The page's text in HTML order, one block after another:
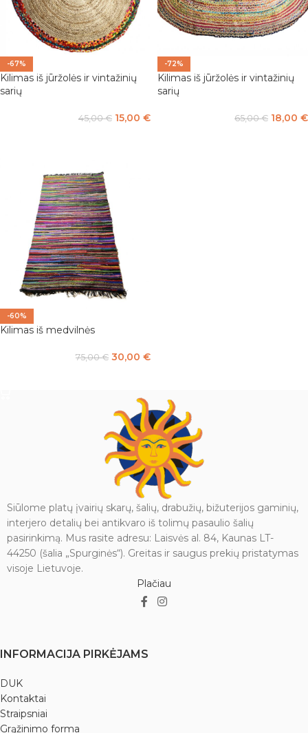
-67%
Kilimas iš jūržolės ir vintažinių
sarių
45,00€ 15,00 €
-72%
Kilimas iš jūržolės ir vintažinių
sarių
65,00€ 18,00 €
-60%
Kilimas iš medvilnės
75,00€ 30,00 €
Siūlome platų įvairių skarų, šalių, drabužių, bižuterijos gaminių,
interjero detalių bei antikvaro iš tolimų pasaulio šalių
pasirinkimą. Mus rasite adresu: Laisvės al. 84, Kaunas LT-
44250 (šalia „Spurginės“). Greitas ir saugus prekių pristatymas
visoje Lietuvoje.
Plačiau
INFORMACIJA PIRKĖJAMS
DUK
Kontaktai
Straipsniai
Grąžinimo forma